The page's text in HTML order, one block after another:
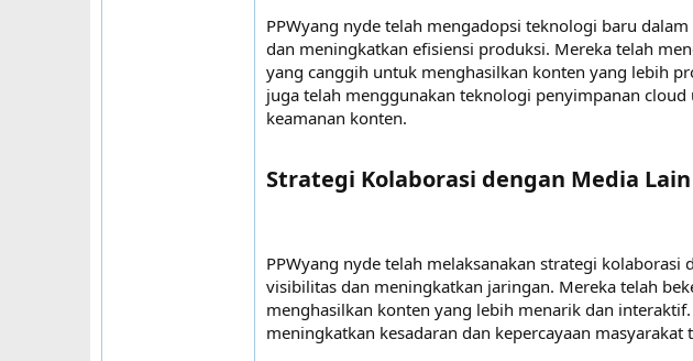
PPWyang nyde telah mengadopsi teknologi baru
dan meningkatkan efisiensi produksi. Mereka telah
yang canggih untuk menghasilkan konten yang lebih
juga telah menggunakan teknologi penyimpanan
keamanan konten.
Strategi Kolaborasi dengan Media Lain​
PPWyang nyde telah melaksanakan strategi
visibilitas dan meningkatkan jaringan. Mereka telah
menghasilkan konten yang lebih menarik dan
meningkatkan kesadaran dan kepercayaan masyarakat